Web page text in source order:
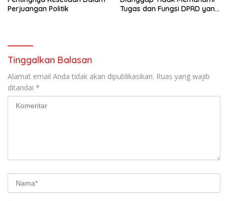
Perjuangan Politik
Tugas dan Fungsi DPRD yang
Tinggalkan Balasan
Alamat email Anda tidak akan dipublikasikan. Ruas yang wajib
ditandai *